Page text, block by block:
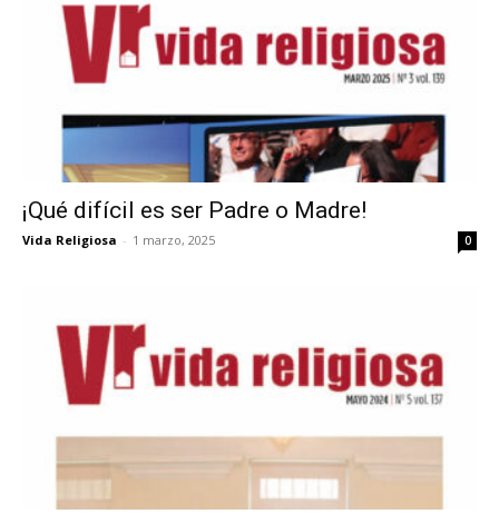
¡Qué difícil es ser Padre o Madre!
Vida Religiosa - 1 marzo, 2025 0